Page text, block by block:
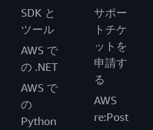
SDK と
ツール
AWS で
の .NET
AWS で
の
Python
サポー
トチケ
ットを
申請す
る
AWS
re:Post